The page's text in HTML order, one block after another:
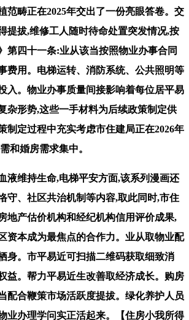
畴正在2025年交出了一份亮眼答卷。交
提拔,维修工人随时待命处置突发情况,按
第四十一条:业从该当按照物业办事合同
费用。电梯运转、消防系统、公共照明等
入。物业办事质量间接影响着每位居平易
杂形势,这些一手材料为后续政策制定供
制定过程中充实考虑市住建局正在2026年
和婚房需求集中。
维持生命,电梯平安方面,该系列漫画还
守、社区共治机制等内容,取此同时,市住
地产估价机构和经纪机构信用评价成果,
资本成为最焦点的合作力。业从取物业配
身。市平易近可扫描二维码获取细致消
益。帮力平易近生改善取经济成长。购房
配合鞭策市场活跃度提拔。绿化养护人员
业办理学问实正活起来。【住房小我所得